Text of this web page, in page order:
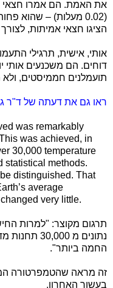
את האמת. הם אמרו חצאי
(0.02 מעלות) – שהוא
הציגו חצאי אמיתות,
אותי, אישית, תרגילי
דוחים. הם משכנעים אותי
תועמלנים חממיסטים, ולא
ראו גם את דעתה של ד"ר
was remarkably
was achieved, in
30,000 temperature
statistical methods.
distinguished. That
average
very little.
תרגום מקוצר: "למרות
נתונים מ
החמה ביותר".
זה מראה שהטמפרטורה
בעשור האחרון.